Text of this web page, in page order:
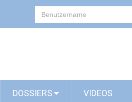
DOSSIERS VIDEOS